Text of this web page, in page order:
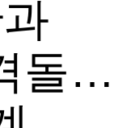
돌…